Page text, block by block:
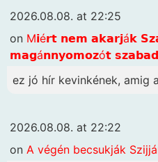
2026.08.08. at 22:25
on M𝗶é𝗿𝘁 𝗻𝗲𝗺 𝗮𝗸𝗮𝗿𝗷á𝗸
𝗺𝗮𝗴á𝗻𝗻𝘆𝗼𝗺𝗼𝘇ó𝘁
ez jó hír kevinkének, amig
2026.08.08. at 22:22
on A végén becsukják